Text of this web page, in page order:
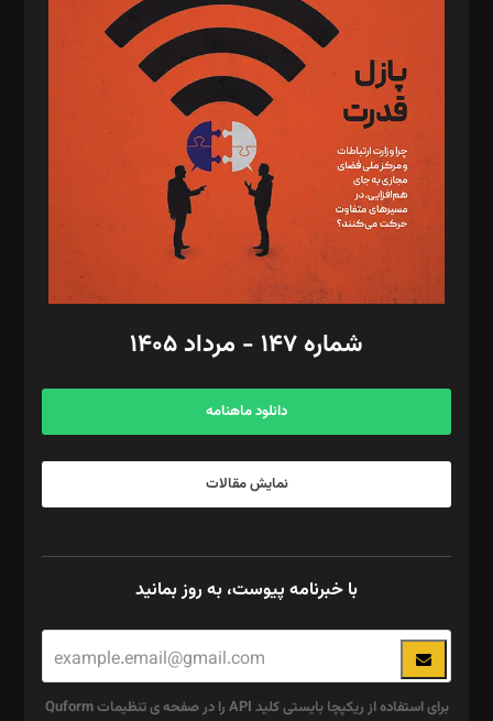
د‌بیر تحریریه آنلاین: بابک نقاش
تحریریه‌: مجتبی محمود‌ی، آرش برهمند، یسنا امان‌پور، سروش کرمیان،
مصطفی مسجدی آرانی، ابوالفضل رجبی، زهرا فکرانه، فائزه فتحی
رستمی،مصطفی باستان
ویرایش: نگار استاد‌‌آقا
طراح یونیفرم: مجید توکلی
فیلمبرداری و عکاسی: امیر شفیعی، مانی لطفی زاده
گرافیک و صفحه‌آرایی: سید‌سبحان‌علی ثابت
مد‌یر توسعه تجاری: کامبیز برید‌
امور مالی: شاپور رهبری، محمد‌ کاظمی‌نیا
آگهی و مشترکین: ۰۹۱۹۹۹۹۰۴۵۴
شماره ۱۴۷ - مرداد ۱۴۰۵
دانلود ماهنامه
نمایش مقالات
با خبرنامه پیوست، به روز بمانید
برای استفاده از ریکپچا بایستی کلید API را در صفحه ی تنظیمات Quform